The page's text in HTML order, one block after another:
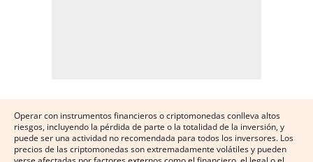
Operar con instrumentos financieros o criptomonedas conlleva altos
riesgos, incluyendo la pérdida de parte o la totalidad de la inversión, y
puede ser una actividad no recomendada para todos los inversores. Los
precios de las criptomonedas son extremadamente volátiles y pueden